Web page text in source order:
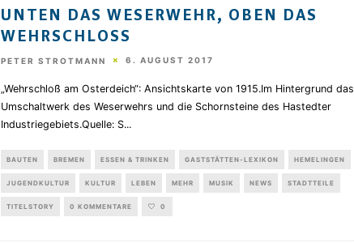
UNTEN DAS WESERWEHR, OBEN DAS
WEHRSCHLOSS
PETER STROTMANN 6. AUGUST 2017
„Wehrschloß am Osterdeich“: Ansichtskarte von 1915.Im Hintergrund das
Umschaltwerk des Weserwehrs und die Schornsteine des Hastedter
Industriegebiets.Quelle: S...
BAUTEN BREMEN ESSEN & TRINKEN GASTSTÄTTEN-LEXIKON HEMELINGEN
JUGENDKULTUR KULTUR LEBEN MEHR MUSIK NEWS STADTTEILE
TITELSTORY 0 KOMMENTARE 0